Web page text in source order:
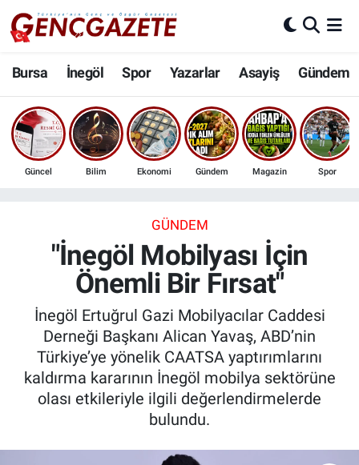
Bursa İnegöl Spor Yazarlar Asayiş Gündem
Güncel Bilim Ekonomi Gündem Magazin Spor
GÜNDEM
"İnegöl Mobilyası İçin
Önemli Bir Fırsat"
İnegöl Ertuğrul Gazi Mobilyacılar Caddesi
Derneği Başkanı Alican Yavaş, ABD’nin
Türkiye’ye yönelik CAATSA yaptırımlarını
kaldırma kararının İnegöl mobilya sektörüne
olası etkileriyle ilgili değerlendirmelerde
bulundu.
Bursa
İnegöl
3.SAYFA
Ekonomi
Güncel
İnanç
Kadın & Aile
Nöbetçi Eczaneler
Hava Durumu
Trafik Durumu
Son Dakika Haberleri
Haber Arşivi